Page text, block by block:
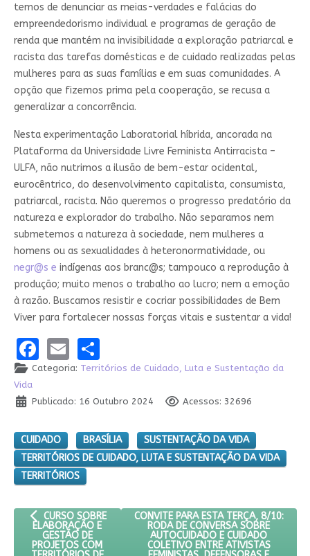
temos de denunciar as meias-verdades e falácias do
empreendedorismo individual e programas de geração de
renda que mantém na invisibilidade a exploração patriarcal e
racista das tarefas domésticas e de cuidado realizadas pelas
mulheres para as suas famílias e em suas comunidades. A
opção que fizemos prima pela cooperação, se recusa a
generalizar a concorrência.
Nesta experimentação Laboratorial híbrida, ancorada na
Plataforma da Universidade Livre Feminista Antirracista –
ULFA, não nutrimos a ilusão de bem-estar ocidental,
eurocêntrico, do desenvolvimento capitalista, consumista,
patriarcal, racista. Não queremos o progresso predatório da
natureza e explorador do trabalho. Não separamos nem
submetemos a natureza à sociedade, nem mulheres a
homens ou as sexualidades à heteronormatividade, ou
negr@s e indígenas aos branc@s; tampouco a reprodução à
produção; muito menos o trabalho ao lucro; nem a emoção
à razão. Buscamos resistir e cocriar possibilidades de Bem
Viver para fortalecer nossas forças vitais e sustentar a vida!
Facebook
EmailShare
Categoria: Territórios de Cuidado, Luta e Sustentação da
Vida
Publicado: 16 Outubro 2024
Acessos: 32696
CUIDADO BRASÍLIA
SUSTENTAÇÃO DA VIDA
TERRITÓRIOS DE CUIDADO, LUTA E SUSTENTAÇÃO DA VIDA
TERRITÓRIOS
ARTIGO ANTERIOR: CURSO SOBRE ELABORAÇÃO E GESTÃO
CURSO SOBRE
ELABORAÇÃO E
GESTÃO DE
PROJETOS COM
PRÓXIMO ARTIGO: CONVITE PARA
CONVITE PARA ESTA TERÇA, 8/10:
RODA DE CONVERSA SOBRE
AUTOCUIDADO E CUIDADO
COLETIVO ENTRE ATIVISTAS